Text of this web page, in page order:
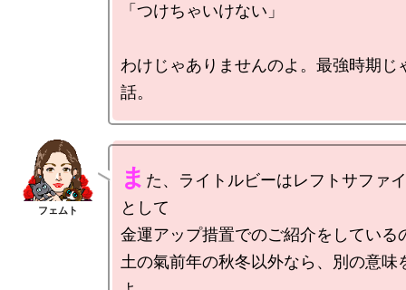
「つけちゃいけない」
わけじゃありませんのよ。最強時期じ
ま た、ライトルビーはレフトサファ
として
金運アップ措置でのご紹介をしている
土の氣前年の秋冬以外なら、別の意味